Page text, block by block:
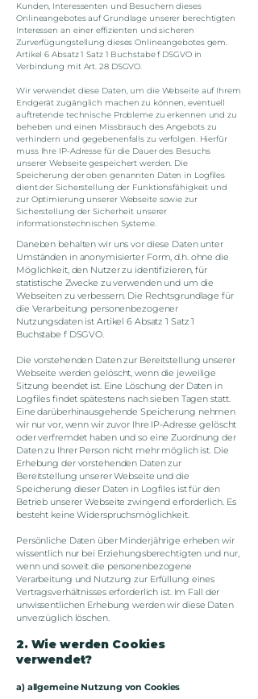
Kunden, Interessenten und Besuchern dieses
Onlineangebotes auf Grundlage unserer berechtigten
Interessen an einer effizienten und sicheren
Zurverfügungstellung dieses Onlineangebotes gem.
Artikel 6 Absatz 1 Satz 1 Buchstabe f DSGVO in
Verbindung mit Art. 28 DSGVO.
Wir verwendet diese Daten, um die Webseite auf Ihrem
Endgerät zugänglich machen zu können, eventuell
auftretende technische Probleme zu erkennen und zu
beheben und einen Missbrauch des Angebots zu
verhindern und gegebenenfalls zu verfolgen. Hierfür
muss Ihre IP-Adresse für die Dauer des Besuchs
unserer Webseite gespeichert werden. Die
Speicherung der oben genannten Daten in Logfiles
dient der Sicherstellung der Funktionsfähigkeit und
zur Optimierung unserer Webseite sowie zur
Sicherstellung der Sicherheit unserer
informationstechnischen Systeme.
Daneben behalten wir uns vor diese Daten unter
Umständen in anonymisierter Form, d.h. ohne die
Möglichkeit, den Nutzer zu identifizieren, für
statistische Zwecke zu verwenden und um die
Webseiten zu verbessern. Die Rechtsgrundlage für
die Verarbeitung personenbezogener
Nutzungsdaten ist Artikel 6 Absatz 1 Satz 1
Buchstabe f DSGVO.
Die vorstehenden Daten zur Bereitstellung unserer
Webseite werden gelöscht, wenn die jeweilige
Sitzung beendet ist. Eine Löschung der Daten in
Logfiles findet spätestens nach sieben Tagen statt.
Eine darüberhinausgehende Speicherung nehmen
wir nur vor, wenn wir zuvor Ihre IP-Adresse gelöscht
oder verfremdet haben und so eine Zuordnung der
Daten zu Ihrer Person nicht mehr möglich ist. Die
Erhebung der vorstehenden Daten zur
Bereitstellung unserer Webseite und die
Speicherung dieser Daten in Logfiles ist für den
Betrieb unserer Webseite zwingend erforderlich. Es
besteht keine Widerspruchsmöglichkeit.
Persönliche Daten über Minderjährige erheben wir
wissentlich nur bei Erziehungsberechtigten und nur,
wenn und soweit die personenbezogene
Verarbeitung und Nutzung zur Erfüllung eines
Vertragsverhältnisses erforderlich ist. Im Fall der
unwissentlichen Erhebung werden wir diese Daten
unverzüglich löschen.
2. Wie werden Cookies
verwendet?
a) allgemeine Nutzung von Cookies